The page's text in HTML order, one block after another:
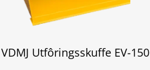
VDMJ Utfôringsskuffe EV-150